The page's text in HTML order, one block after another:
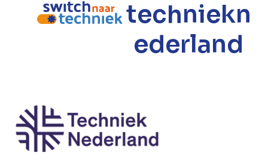
Open
Close
techniekn
ederland